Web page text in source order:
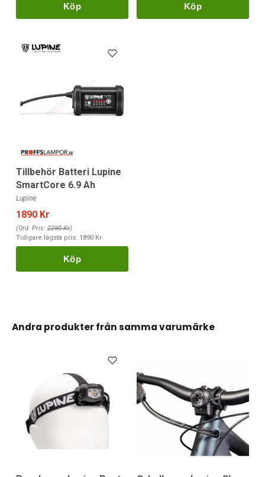
Köp Köp
Tillbehör Batteri Lupine
SmartCore 6.9 Ah
Lupine
1890 Kr
(Ord. Pris: 2290 Kr)
Tidigare lägsta pris: 1890 Kr
Köp
Andra produkter från samma varumärke